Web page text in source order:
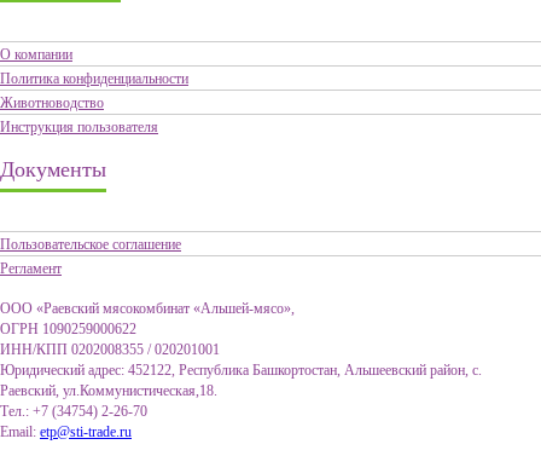
О компании
Политика конфиденциальности
Животноводство
Инструкция пользователя
Документы
Пользовательское соглашение
Регламент
ООО «Раевский мясокомбинат «Альшей-мясо»,
ОГРН 1090259000622
ИНН/КПП 0202008355 / 020201001
Юридический адрес: 452122, Республика Башкортостан, Альшеевский район, с.
Раевский, ул.Коммунистическая,18.
Тел.: +7 (34754) 2-26-70
Email: etp@sti-trade.ru